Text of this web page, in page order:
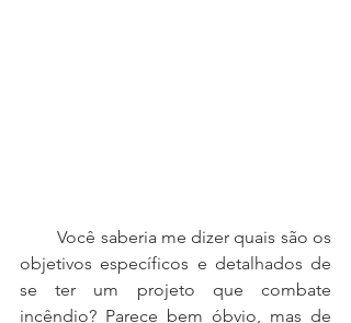
        Você saberia me dizer quais são os
objetivos específicos e detalhados de
se ter um projeto que combate
incêndio? Parece bem óbvio, mas de